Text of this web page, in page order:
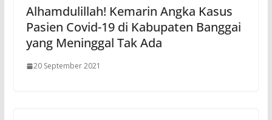
Alhamdulillah! Kemarin Angka Kasus
Pasien Covid-19 di Kabupaten Banggai
yang Meninggal Tak Ada
20 September 2021